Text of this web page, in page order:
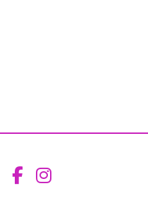
Aceder ao
Aceder ao